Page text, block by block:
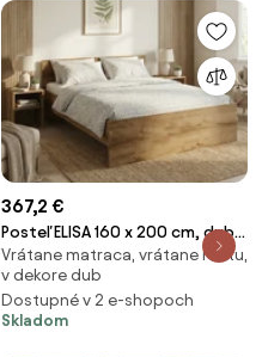
367,2 €
Posteľ ELISA 160 x 200 cm, dub
artisan Rošt: S latkovým
roštom, Matrac: Matrac
SOMMERA 18 cm
Vrátane matraca, vrátane roštu,
v dekore dub
Dostupné v 2 e-shopoch
Skladom